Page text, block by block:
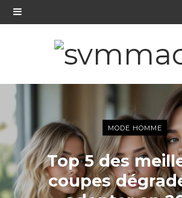
MODE HOMME
Top 5 des
coupes